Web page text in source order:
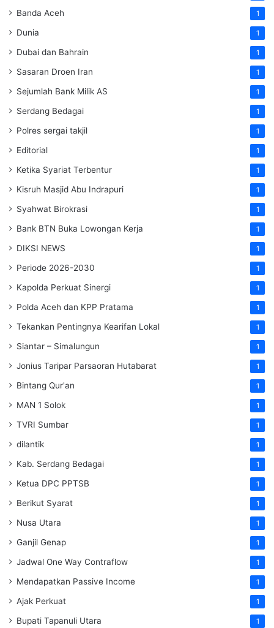
Banda Aceh 1
Dunia 1
Dubai dan Bahrain 1
Sasaran Droen Iran 1
Sejumlah Bank Milik AS 1
Serdang Bedagai 1
Polres sergai takjil 1
Editorial 1
Ketika Syariat Terbentur 1
Kisruh Masjid Abu Indrapuri 1
Syahwat Birokrasi 1
Bank BTN Buka Lowongan Kerja 1
DIKSI NEWS 1
Periode 2026-2030 1
Kapolda Perkuat Sinergi 1
Polda Aceh dan KPP Pratama 1
Tekankan Pentingnya Kearifan Lokal 1
Siantar – Simalungun 1
Jonius Taripar Parsaoran Hutabarat 1
Bintang Qur'an 1
MAN 1 Solok 1
TVRI Sumbar 1
dilantik 1
Kab. Serdang Bedagai 1
Ketua DPC PPTSB 1
Berikut Syarat 1
Nusa Utara 1
Ganjil Genap 1
Jadwal One Way Contraflow 1
Mendapatkan Passive Income 1
Ajak Perkuat 1
Bupati Tapanuli Utara 1